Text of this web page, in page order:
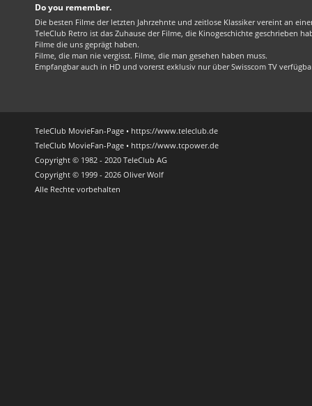
Do you remember.
Die besten Filme der letzten Jahrzehnte und zeitlose Klassiker vereint an
TeleClub Retro ist das Zuhause der Filme, die Kinogeschichte geschrieben
Filme die uns geprägt haben.
Filme, die man nie vergisst. Filme, die man gesehen haben muss.
Empfangbar auch in HD und vorerst exklusiv nur über Swisscom TV
TeleClub MovieFan-Page • https://www.teleclub.de
TeleClub MovieFan-Page • https://www.tcpower.de
Copyright © 1982 - 2020 TeleClub AG
Copyright © 1999 - 2026 Oliver Wolf
Alle Rechte vorbehalten